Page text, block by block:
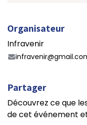
Organisateur
Infravenir
Partager
Découvrez ce que
de cet événement